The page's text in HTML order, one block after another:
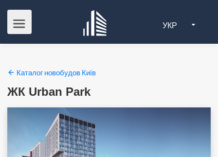
УКР
Каталог новобудов Київ
ЖК Urban Park